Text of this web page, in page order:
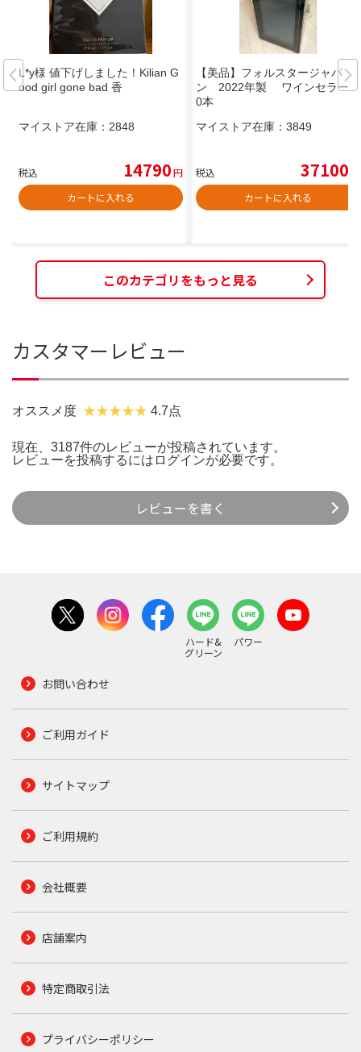
L*y様 値下げしました！Kilian G
ood girl gone bad 香
マイストア在庫： 2848
税込 14790円
カートに入れる
【美品】フォルスタージャパ
ン 2022年製 ワインセラー 6
0本
マイストア在庫： 3849
税込 37100
カートに入れる
このカテゴリをもっと見る
カスタマーレビュー
オススメ度 4.7点
現在、3187件のレビューが投稿されています。
レビューを投稿するには ログインが必要です。
レビューを書く
ハード&
グリーン
パワー
お問い合わせ
ご利用ガイド
サイトマップ
ご利用規約
会社概要
店舗案内
特定商取引法
プライバシーポリシー